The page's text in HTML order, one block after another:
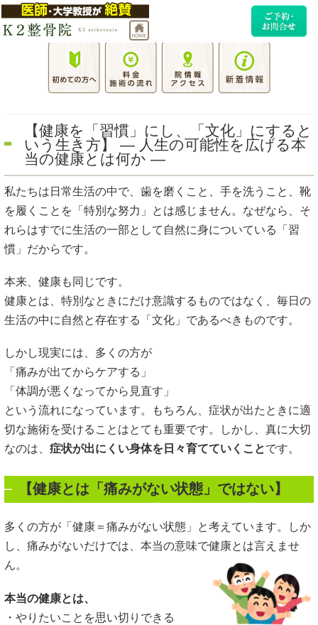
【健康を「習慣」にし、「文化」にすると
いう生き方】 ― 人生の可能性を広げる本
当の健康とは何か ―
私たちは日常生活の中で、歯を磨くこと、手を洗うこと、靴
を履くことを「特別な努力」とは感じません。なぜなら、そ
れらはすでに生活の一部として自然に身についている「習
慣」だからです。
本来、健康も同じです。
健康とは、特別なときにだけ意識するものではなく、毎日の
生活の中に自然と存在する「文化」であるべきものです。
しかし現実には、多くの方が
「痛みが出てからケアする」
「体調が悪くなってから見直す」
という流れになっています。もちろん、症状が出たときに適
切な施術を受けることはとても重要です。しかし、真に大切
なのは、 症状が出にくい身体を日々育てていくことです。
【健康とは「痛みがない状態」ではない】
多くの方が「健康＝痛みがない状態」と考えています。しか
し、痛みがないだけでは、本当の意味で健康とは言えませ
ん。
本当の健康とは、
・やりたいことを思い切りできる